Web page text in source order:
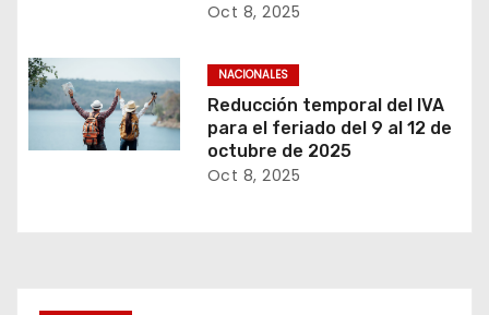
Oct 8, 2025
NACIONALES
Reducción temporal del IVA
para el feriado del 9 al 12 de
octubre de 2025
Oct 8, 2025